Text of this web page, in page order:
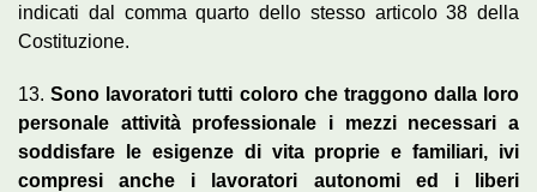
indicati dal comma quarto dello stesso articolo 38 della
Costituzione.
13.Sono lavoratori tutti coloro che traggono dalla loro
personale attività professionale i mezzi necessari a
soddisfare le esigenze di vita proprie e familiari, ivi
compresi anche i lavoratori autonomi ed i liberi